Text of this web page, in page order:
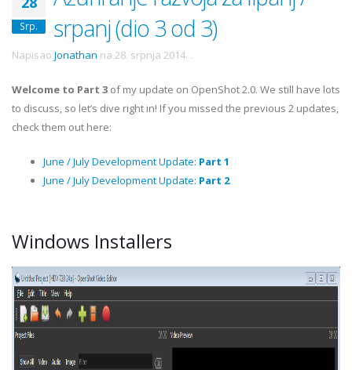
Srp.
srpanj (dio 3 od 3)
Napisao Jonathan na 28. srpnja 2014. .
Welcome to Part 3 of my update on OpenShot 2.0. We still have lots
to discuss, so let’s dive right in! If you missed the previous 2 updates,
check them out here:
June / July Development Update: Part 1
June / July Development Update: Part 2
Windows Installers